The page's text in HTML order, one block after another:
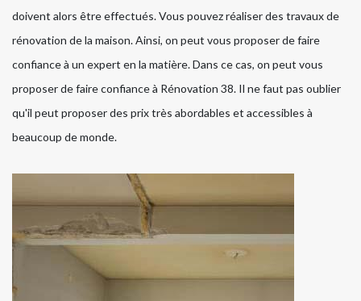
doivent alors être effectués. Vous pouvez réaliser des travaux de
rénovation de la maison. Ainsi, on peut vous proposer de faire
confiance à un expert en la matière. Dans ce cas, on peut vous
proposer de faire confiance à Rénovation 38. Il ne faut pas oublier
qu'il peut proposer des prix très abordables et accessibles à
beaucoup de monde.